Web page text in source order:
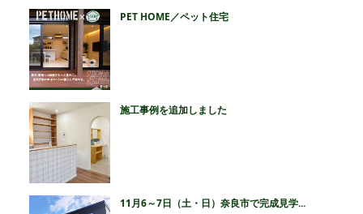
PET HOME／ペット住宅
施工事例を追加しました
11月6～7日（土・日）奈良市で完成見学...